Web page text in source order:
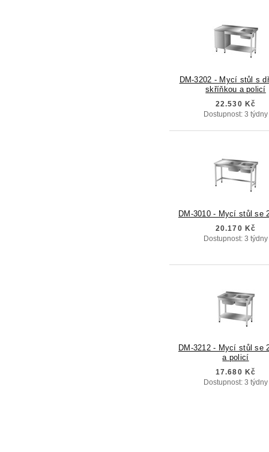
DM-3202 - Mycí stůl s
skříňkou a policí
22.530 Kč
Dostupnost: 3 týdny
DM-3010 - Mycí stůl se
20.170 Kč
Dostupnost: 3 týdny
DM-3212 - Mycí stůl se
a policí
17.680 Kč
Dostupnost: 3 týdny